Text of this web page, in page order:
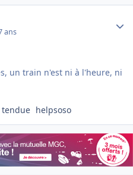
ans
un train n'est ni à l'heure, ni
tendue helpsoso